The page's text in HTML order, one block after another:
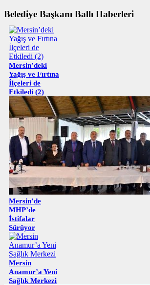
Belediye Başkanı Ballı Haberleri
Mersin’deki
Yağış ve Fırtına
İlçeleri de
Etkiledi (2)
Mersin’de
MHP’de
İstifalar
Sürüyor
Mersin
Anamur’a Yeni
Sağlık Merkezi